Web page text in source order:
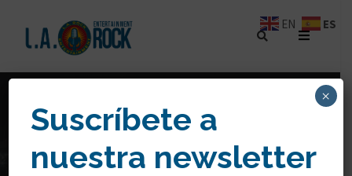
TAG
EN ES
Suscríbete a
nuestra newsletter
×